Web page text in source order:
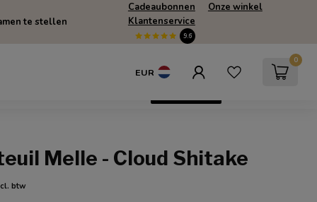
te stellen
Cadeaubonnen
Onze winkel
Klantenservice
9.6
EUR
0
Melle - Cloud Shitake
btw